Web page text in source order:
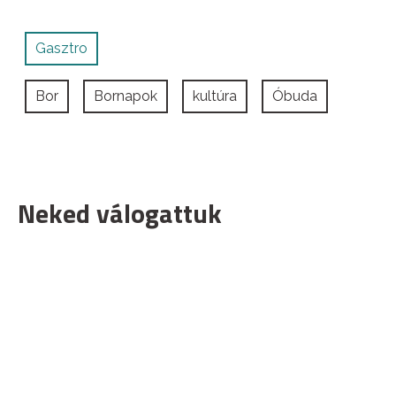
Gasztro
Bor Bornapok kultúra Óbuda
Neked válogattuk